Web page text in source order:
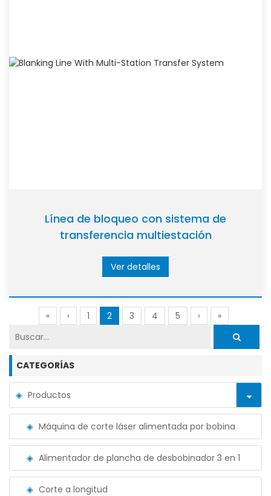
Línea de bloqueo con sistema de
transferencia multiestación
Ver detalles
« ‹ 1 2 3 4 5 › »
CATEGORÍAS
Productos
Máquina de corte láser alimentada por bobina
Alimentador de plancha de desbobinador 3 en 1
Corte a longitud